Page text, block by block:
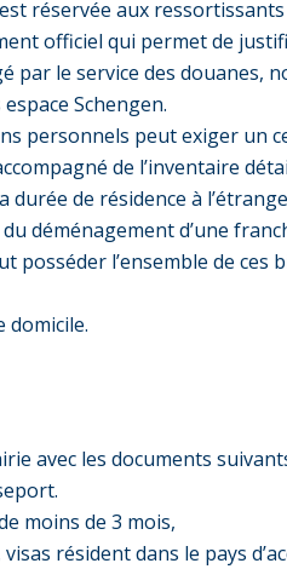
réservée aux
officiel qui permet de
par le service des douanes,
Schengen.
personnels peut exiger un
de l’inventaire
de résidence à
déménagement d’une
l’ensemble de ces
domicile.
avec les documents
moins de 3 mois,
résident dans le pays